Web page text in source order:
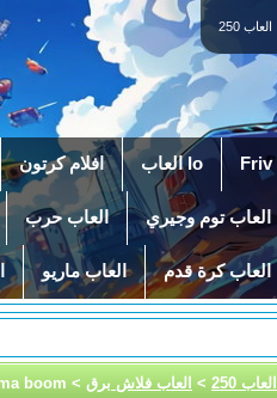
العاب 250
Friv Io العاب افلام كرتون
العاب توم وجيري العاب حرب
العاب كرة قدم العاب ماريو
العاب 250 > العاب فلاش برق > zuma boom